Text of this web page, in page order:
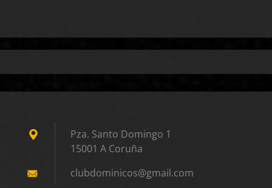
Pza. Santo Domingo 1
15001 A Coruña
clubdominicos@gmail.com